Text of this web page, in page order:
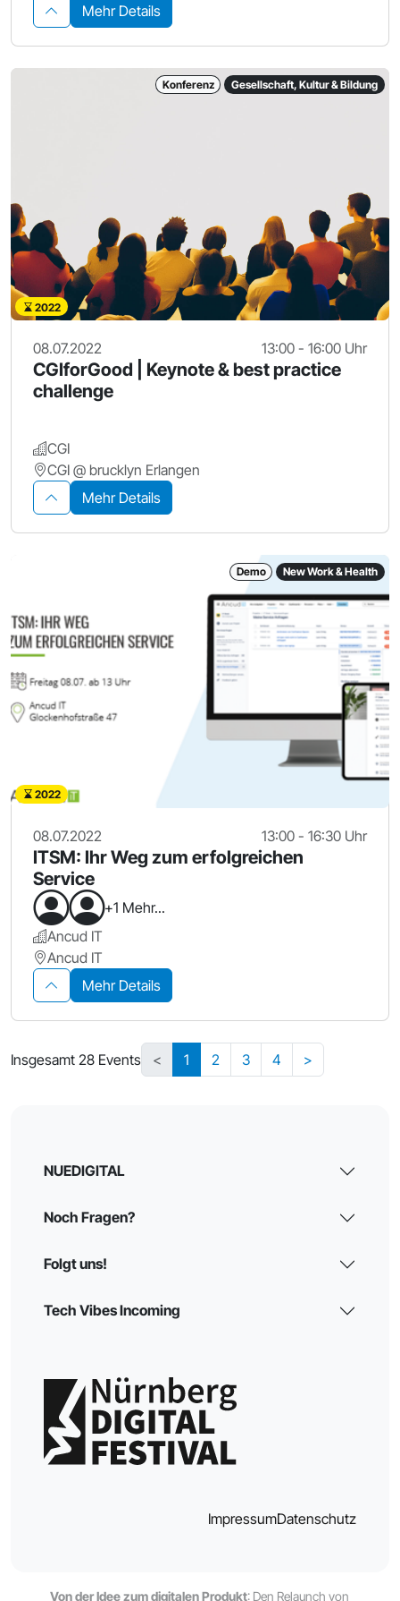
Mehr Details
Konferenz Gesellschaft, Kultur & Bildung
2022
08.07.2022 13:00 - 16:00 Uhr
CGIforGood | Keynote & best practice
challenge
CGI
CGI @ brucklyn Erlangen
Mehr Details
Demo New Work & Health
2022
08.07.2022 13:00 - 16:30 Uhr
ITSM: Ihr Weg zum erfolgreichen
Service
+1 Mehr...
Ancud IT
Ancud IT
Mehr Details
Insgesamt 28 Events < 1 2 3 4 >
NUEDIGITAL
Noch Fragen?
Folgt uns!
Tech Vibes Incoming
ImpressumDatenschutz
Von der Idee zum digitalen Produkt: Den Relaunch von